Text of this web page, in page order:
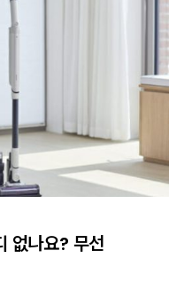
없나요? 무선